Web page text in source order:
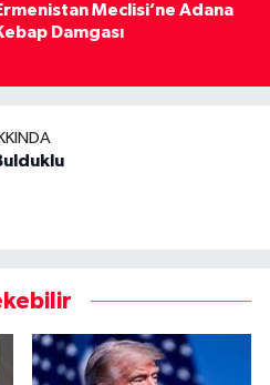
Meclisi’ne Adana
Damgası